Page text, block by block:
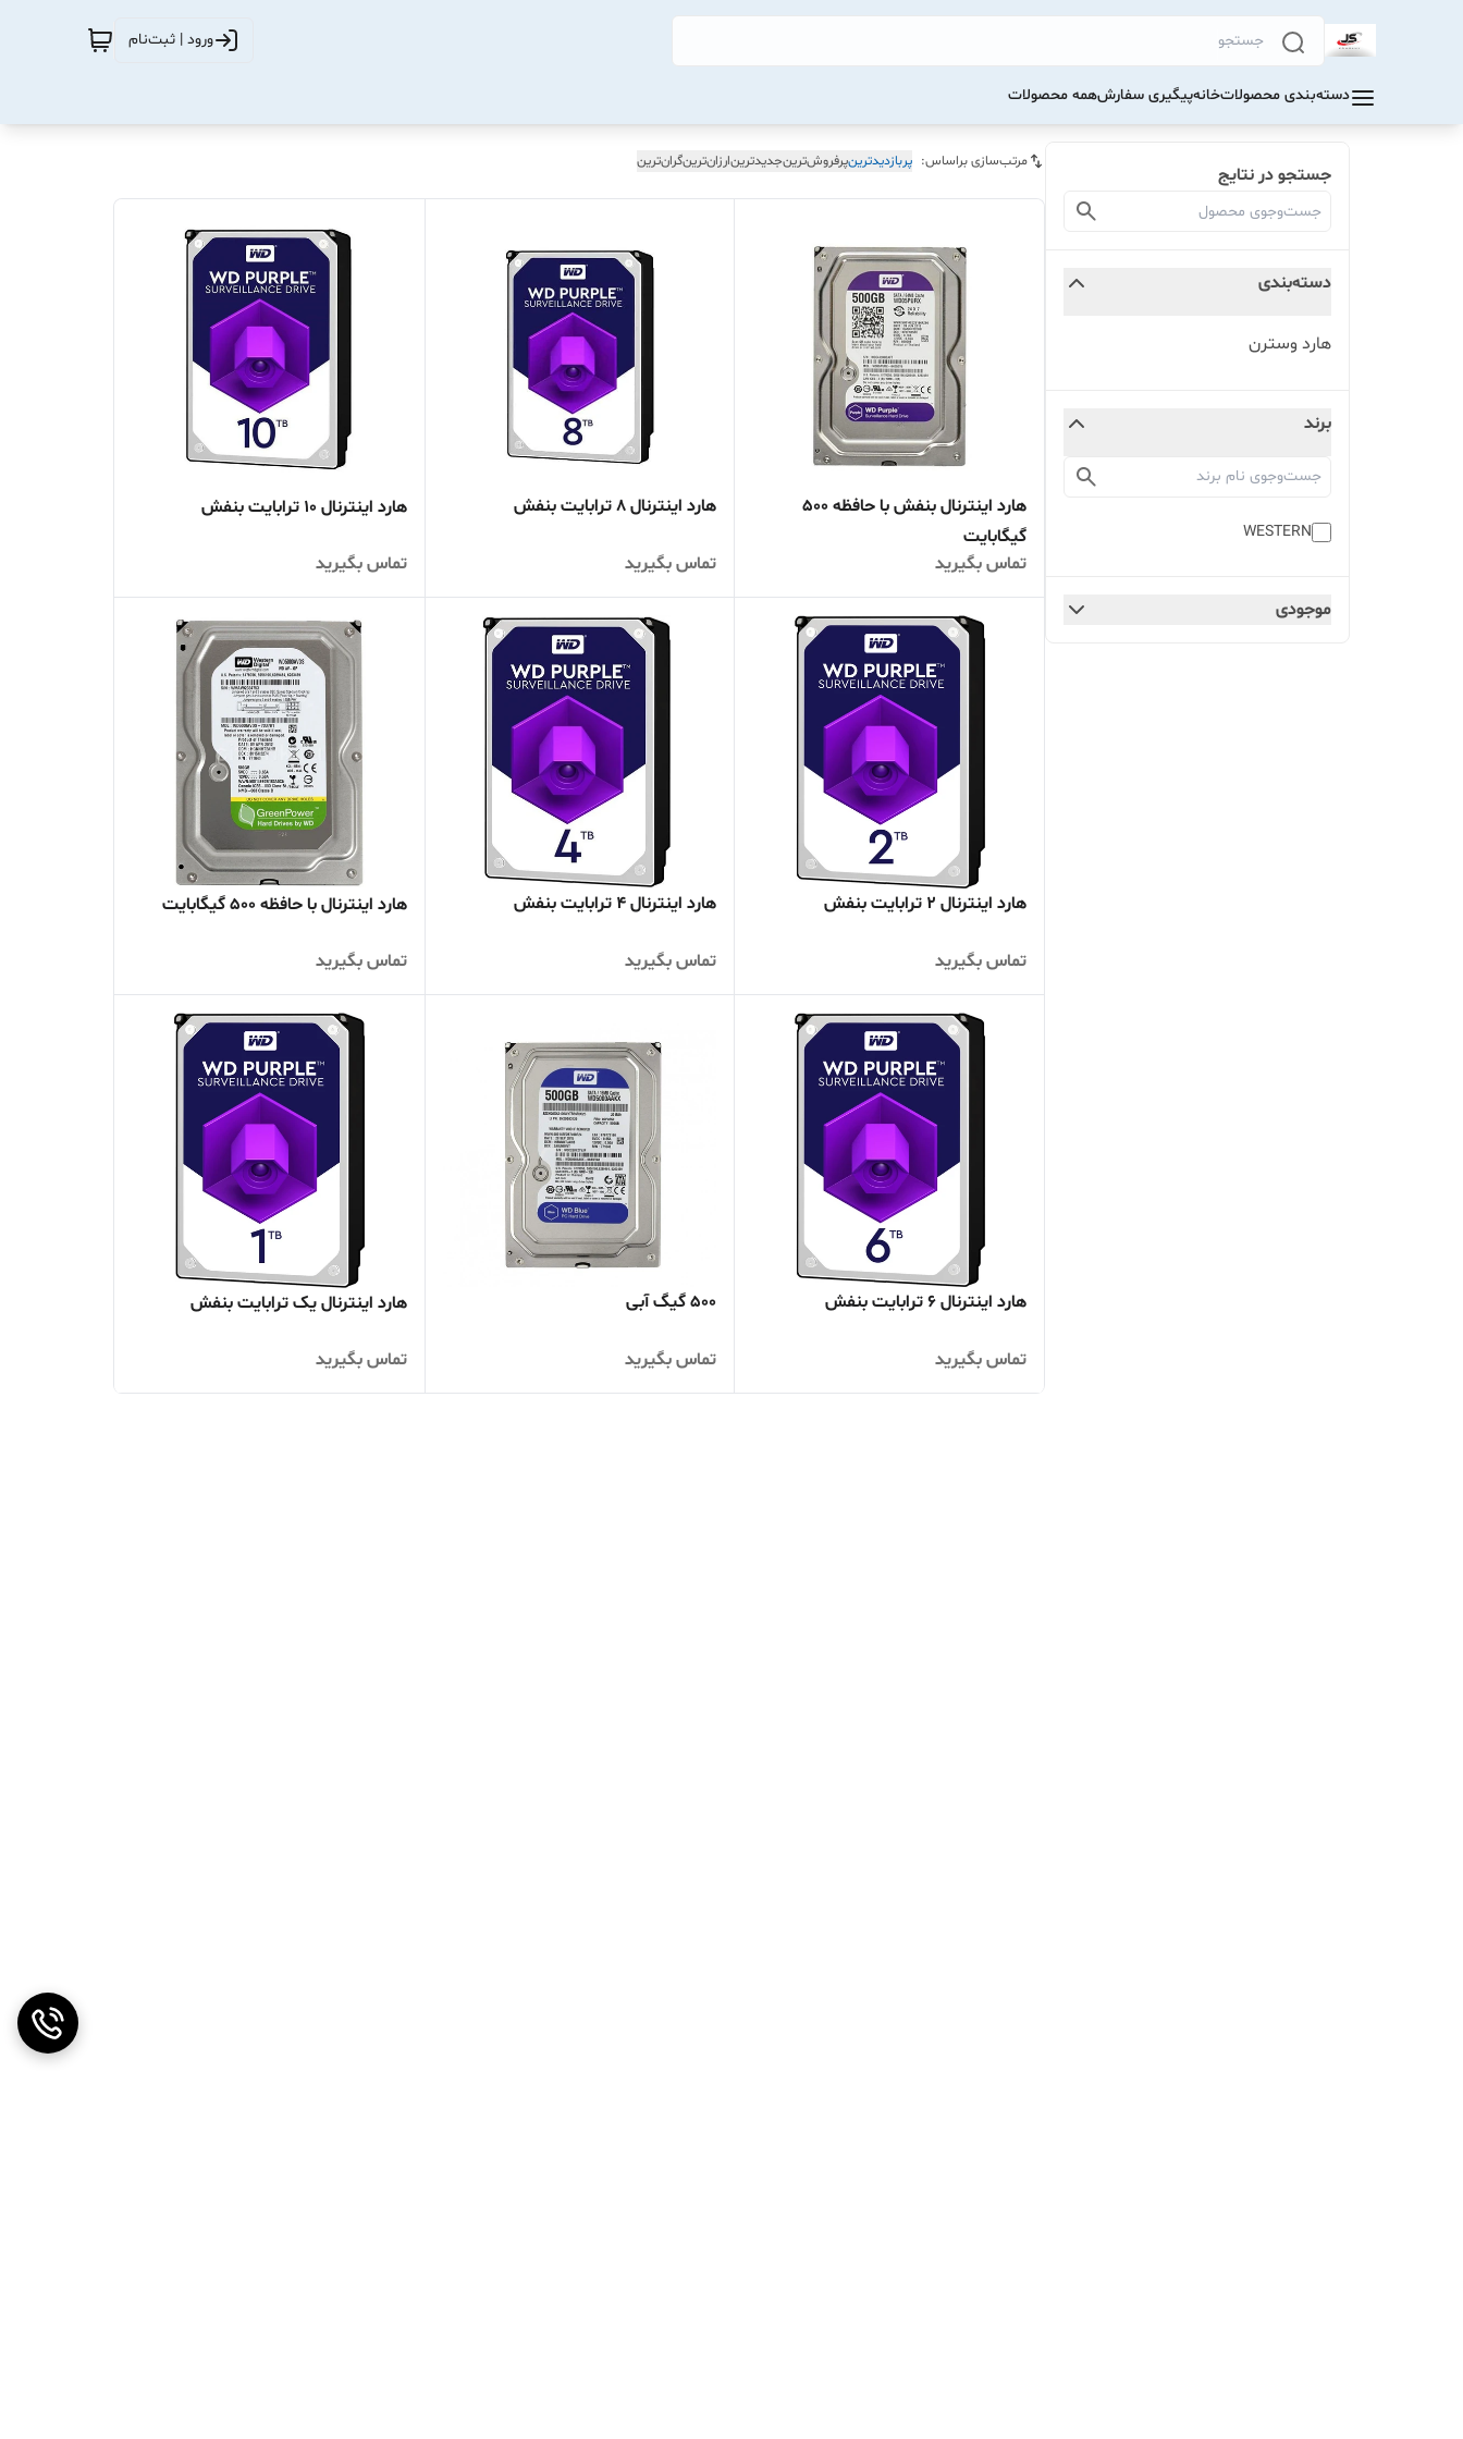
ورود | ثبت‌نام
دسته‌بندی محصولاتخانهپیگیری سفارشهمه محصولات
جستجو در نتایج
دسته‌بندی
هارد وسترن
برند
WESTERN
موجودی
مرتب‌سازی براساس: پربازدیدترینپرفروش‌ترینجدیدترینارزان‌ترینگران‌ترین
هارد اینترنال بنفش با حافظه 500
گیگابایت
تماس بگیرید
هارد اینترنال 8 ترابایت بنفش
تماس بگیرید
هارد اینترنال 10 ترابایت بنفش
تماس بگیرید
هارد اینترنال 2 ترابایت بنفش
تماس بگیرید
هارد اینترنال 4 ترابایت بنفش
تماس بگیرید
هارد اینترنال با حافظه 500 گیگابایت
تماس بگیرید
هارد اینترنال 6 ترابایت بنفش
تماس بگیرید
500 گیگ آبی
تماس بگیرید
هارد اینترنال یک ترابایت بنفش
تماس بگیرید